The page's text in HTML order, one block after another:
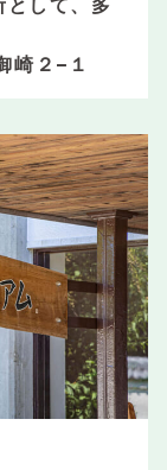
して、多
崎２−１